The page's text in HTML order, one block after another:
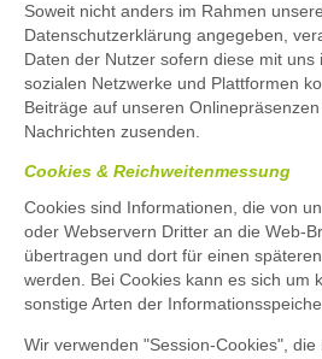
Soweit nicht anders im Rahmen
Datenschutzerklärung angegeben,
Daten der Nutzer sofern diese mit uns
sozialen Netzwerke und Plattformen
Beiträge auf unseren
Nachrichten zusenden.
Cookies & Reichweitenmessung
Cookies sind Informationen, die von
oder Webservern Dritter an die Web-
übertragen und dort für einen
werden. Bei Cookies kann es sich um
sonstige Arten der
Wir verwenden "Session-Cookies",